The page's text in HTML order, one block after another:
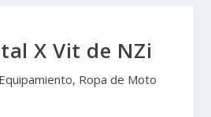
X Vit de NZi
Equipamiento, Ropa de Moto